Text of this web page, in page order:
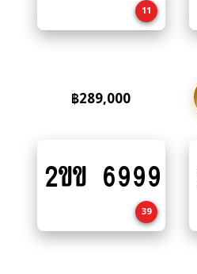
11
฿289,000
to
2ขข 6999
39